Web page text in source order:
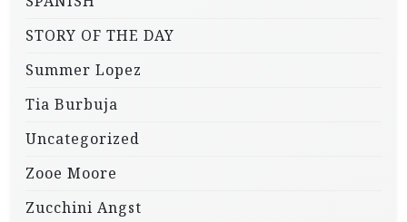
STORY OF THE DAY
Summer Lopez
Tia Burbuja
Uncategorized
Zooe Moore
Zucchini Angst